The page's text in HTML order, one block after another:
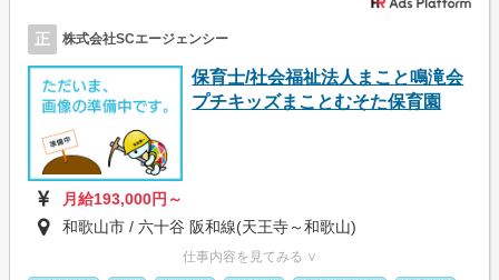
正 株式会社SCエージェンシー
保育士/社会福祉法人まこと鳴滝会
プチキッズまことむそた保育園
月給193,000円～
和歌山市 / 六十谷 阪和線(天王寺～和歌山)
仕事内容を見てみる ∨